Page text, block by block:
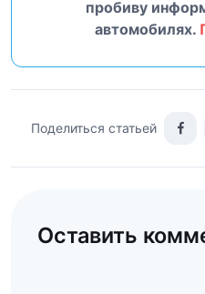
пробиву
автомобилях.
Поделиться статьей
Оставить